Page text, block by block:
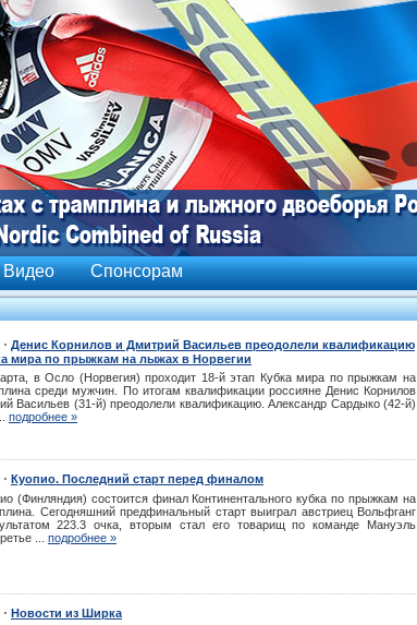
Видео Спонсорам
⋅ Денис Корнилов и Дмитрий Васильев преодолели квалификацию
мира по прыжкам на лыжах в Норвегии
в Осло (Норвегия) проходит 18-й этап Кубка мира по прыжкам на
среди мужчин. По итогам квалификации россияне Денис Корнилов
Васильев (31-й) преодолели квалификацию. Александр Сардыко (42-й)
подробнее »
⋅ Куопио. Последний старт перед финалом
(Финляндия) состоится финал Континентального кубка по прыжкам на
Сегодняшний предфинальный старт выиграл австриец Вольфганг
223.3 очка, вторым стал его товарищ по команде Мануэль
... подробнее »
⋅ Новости из Ширка